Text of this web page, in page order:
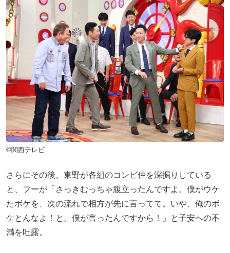
©関西テレビ
さらにその後、東野が各組のコンビ仲を深掘りしている
と、フーが「さっきむっちゃ腹立ったんですよ。僕がウケ
たボケを、次の流れで相方が先に言ってて。いや、俺のボ
ケとんなよ！と。僕が言ったんですから！」と子安への不
満を吐露。